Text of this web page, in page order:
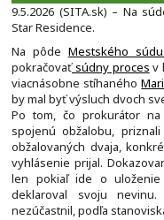
9.5.2026 (SITA.sk) – Na
Star Residence.
Na pôde Mestského
pokračovaťsúdny proces v
viacnásobne stíhaného
by mal byť výsluch dvoch
Po tom, čo prokurátor
spojenú obžalobu,
obžalovaných dvaja,
vyhlásenie prijal.
len pokiaľ ide o uloženie
deklaroval svoju
nezúčastnil, podľa